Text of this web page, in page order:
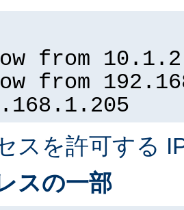
from
from
スを許可する
スの一部